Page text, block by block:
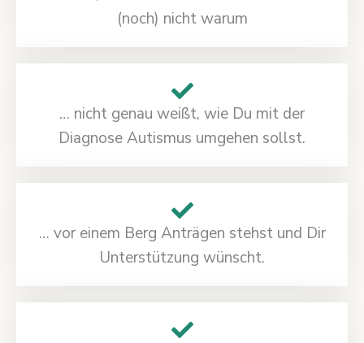
(noch) nicht warum
… nicht genau weißt, wie Du mit der
Diagnose Autismus umgehen sollst.
… vor einem Berg Anträgen stehst und Dir
Unterstützung wünscht.